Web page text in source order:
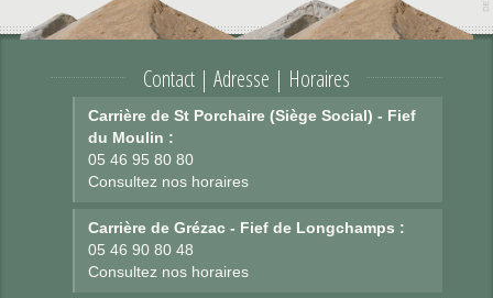
Contact | Adresse | Horaires
Carrière de St Porchaire (Siège Social) - Fief
du Moulin :
05 46 95 80 80
Consultez nos horaires
Carrière de Grézac - Fief de Longchamps :
05 46 90 80 48
Consultez nos horaires